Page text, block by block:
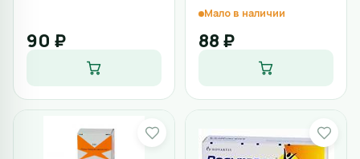
90 ₽
Мало в наличии
88 ₽